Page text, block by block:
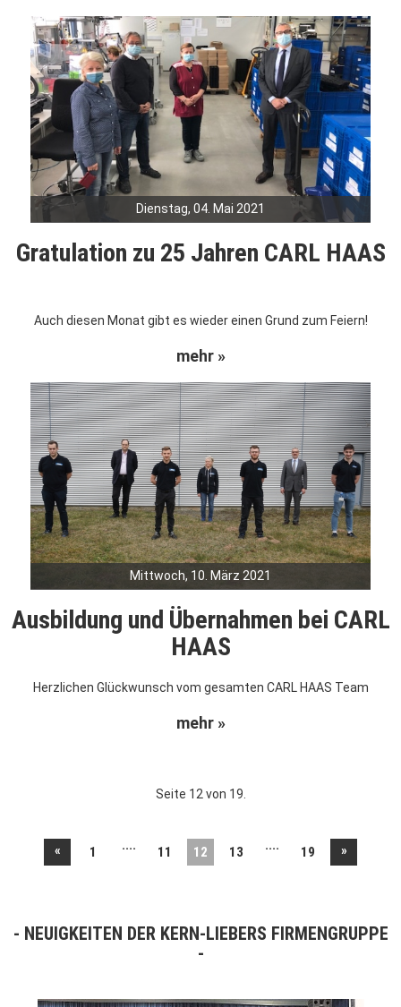
Dienstag, 04. Mai 2021
Gratulation zu 25 Jahren CARL HAAS
Auch diesen Monat gibt es wieder einen Grund zum Feiern!
mehr »
Mittwoch, 10. März 2021
Ausbildung und Übernahmen bei CARL
HAAS
Herzlichen Glückwunsch vom gesamten CARL HAAS Team
mehr »
Seite 12 von 19.
« 1 .... 11 12 13 .... 19 »
NEUIGKEITEN DER KERN-LIEBERS FIRMENGRUPPE